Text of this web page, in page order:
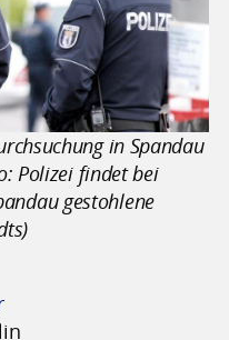
in Spandau
Polizei findet bei
gestohlene